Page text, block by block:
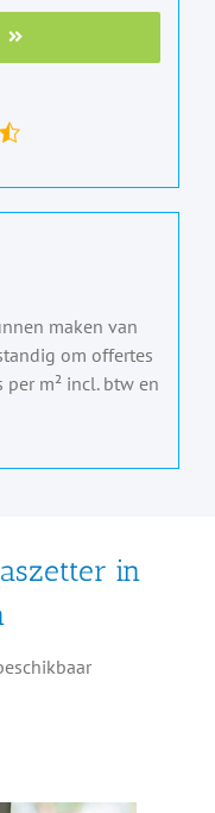
maken van
om offertes
m² incl. btw en
in